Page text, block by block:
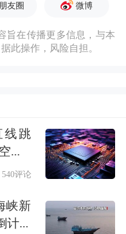
裕，需求端持续
跌；周中期，养
端走货迟缓，供
定为主。因周初
比微跌。
于高位，终端白
殖端选择降价销
朋友圈 微博
旨在传播更多信息，与本
此操作，风险自担。
线跳
...
540评论
峡新
计...